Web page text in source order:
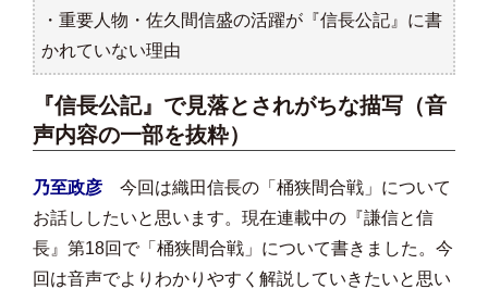
・重要人物・佐久間信盛の活躍が『信長公記』に書
かれていない理由
『信長公記』で見落とされがちな描写 （音
声内容の一部を抜粋）
乃至政彦 今回は織田信長の「桶狭間合戦」について
お話ししたいと思います。現在連載中の『謙信と信
長』第18回で「桶狭間合戦」について書きました。今
回は音声でよりわかりやすく解説していきたいと思い